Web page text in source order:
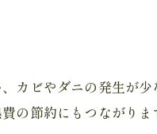
な住まいを選ぶ
た移住設計の工夫
カビやダニの発生が
の節約にもつながりま